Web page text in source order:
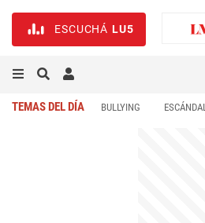
ESCUCHÁ LU5
TEMAS DEL DÍA BULLYING